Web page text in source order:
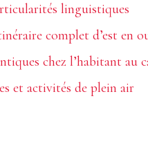
linguistiques
complet d’est en
chez l’habitant au
et activités de plein air